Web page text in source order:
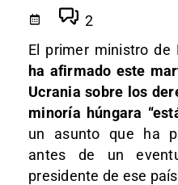
2
El primer ministro de
ha afirmado este
Ucrania sobre los
minoría húngara
un asunto que ha
antes de un
presidente de ese